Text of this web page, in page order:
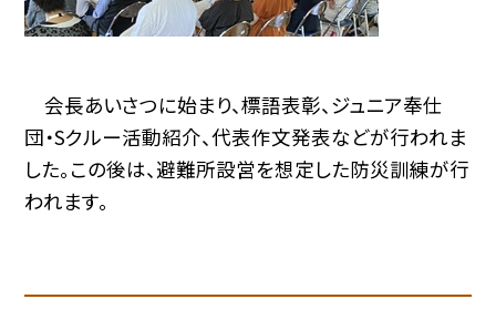
会長あいさつに始まり、標語表彰、ジュニア奉仕
団・Sクルー活動紹介、代表作文発表などが行われま
した。この後は、避難所設営を想定した防災訓練が行
われます。